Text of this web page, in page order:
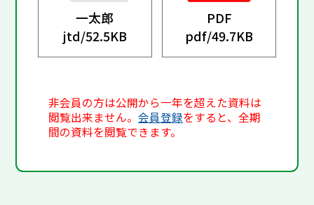
一太郎
jtd/52.5KB
PDF
pdf/49.7KB
非会員の方は公開から一年を超えた資料は
閲覧出来ません。会員登録をすると、全期
間の資料を閲覧できます。